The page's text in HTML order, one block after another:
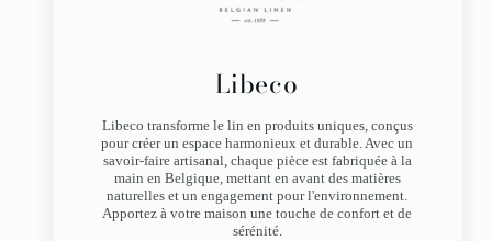
Libeco
Libeco transforme le lin en produits uniques, conçus
pour créer un espace harmonieux et durable. Avec un
savoir-faire artisanal, chaque pièce est fabriquée à la
main en Belgique, mettant en avant des matières
naturelles et un engagement pour l'environnement.
Apportez à votre maison une touche de confort et de
sérénité.